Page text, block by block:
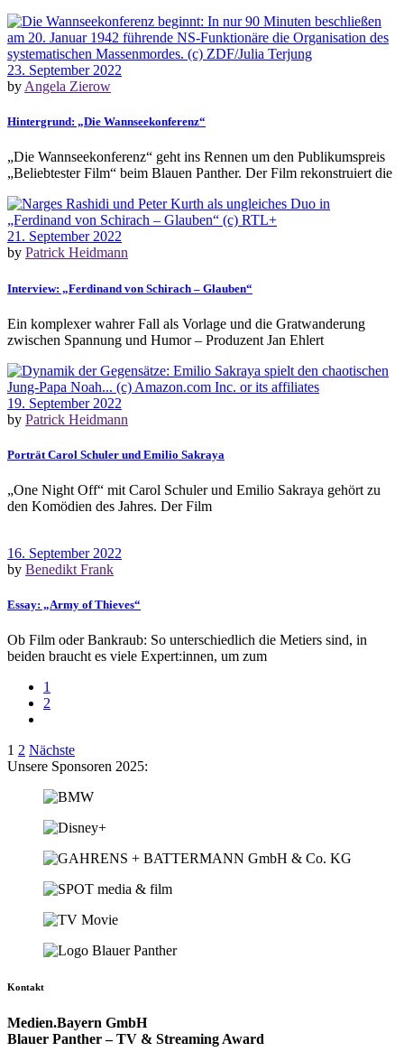
23. September 2022
by Angela Zierow
Hintergrund: „Die Wannseekonferenz“
„Die Wannseekonferenz“ geht ins Rennen um den Publikumspreis
„Beliebtester Film“ beim Blauen Panther. Der Film rekonstruiert die
21. September 2022
by Patrick Heidmann
Interview: „Ferdinand von Schirach – Glauben“
Ein komplexer wahrer Fall als Vorlage und die Gratwanderung
zwischen Spannung und Humor – Produzent Jan Ehlert
19. September 2022
by Patrick Heidmann
Porträt Carol Schuler und Emilio Sakraya
„One Night Off“ mit Carol Schuler und Emilio Sakraya gehört zu
den Komödien des Jahres. Der Film
16. September 2022
by Benedikt Frank
Essay: „Army of Thieves“
Ob Film oder Bankraub: So unterschiedlich die Metiers sind, in
beiden braucht es viele Expert:innen, um zum
1
2
Seitennummerierung
der
Beiträge
1 2 Nächste
Unsere Sponsoren 2025:
Kontakt
Medien.Bayern GmbH
Blauer Panther – TV & Streaming Award